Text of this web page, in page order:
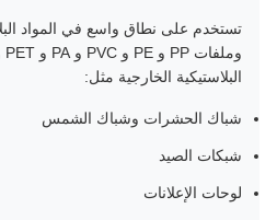
تستخدم على نطاق واسع في المواد
البلاستيكية الخارجية مثل:
شباك الحشرات وشباك الشمس
شبكات الصيد
لوحات الإعلانات